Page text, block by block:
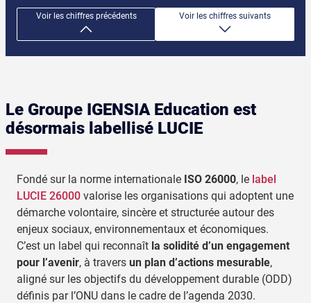
Voir les chiffres précédents Voir les chiffres suivants
Le Groupe IGENSIA Education est
désormais labellisé LUCIE
Fondé sur la norme internationale ISO 26000, le label
LUCIE 26000 valorise les organisations qui adoptent une
démarche volontaire, sincère et structurée autour des
enjeux sociaux, environnementaux et économiques.
C’est un label qui reconnaît la solidité d’un engagement
pour l’avenir, à travers un plan d’actions mesurable,
aligné sur les objectifs du développement durable (ODD)
définis par l’ONU dans le cadre de l’agenda 2030.